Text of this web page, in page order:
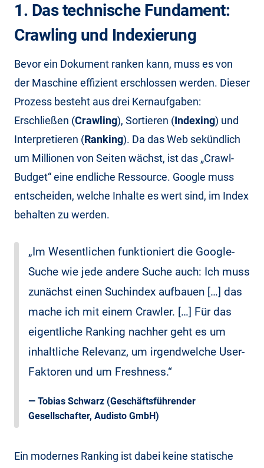
1. Das technische Fundament:
Crawling und Indexierung
Bevor ein Dokument ranken kann, muss es von
der Maschine effizient erschlossen werden. Dieser
Prozess besteht aus drei Kernaufgaben:
Erschließen (Crawling), Sortieren (Indexing) und
Interpretieren (Ranking). Da das Web sekündlich
um Millionen von Seiten wächst, ist das „Crawl-
Budget“ eine endliche Ressource. Google muss
entscheiden, welche Inhalte es wert sind, im Index
behalten zu werden.
„Im Wesentlichen funktioniert die Google-
Suche wie jede andere Suche auch: Ich muss
zunächst einen Suchindex aufbauen […] das
mache ich mit einem Crawler. […] Für das
eigentliche Ranking nachher geht es um
inhaltliche Relevanz, um irgendwelche User-
Faktoren und um Freshness.“
— Tobias Schwarz (Geschäftsführender
Gesellschafter, Audisto GmbH)
Ein modernes Ranking ist dabei keine statische